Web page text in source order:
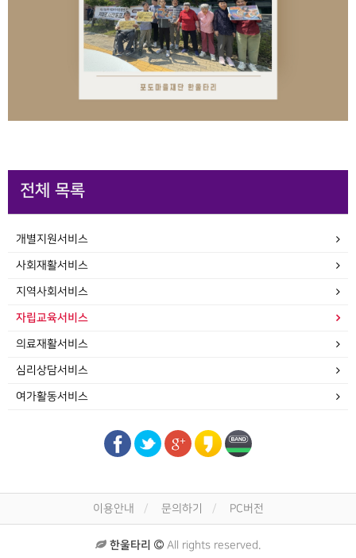
전체 목록
개별지원서비스
사회재활서비스
지역사회서비스
자립교육서비스
의료재활서비스
심리상담서비스
여가활동서비스
이용안내 문의하기 PC버전
한울타리 All rights reserved.